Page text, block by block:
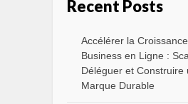
Recent Posts
Accélérer la
Business en Ligne :
Déléguer et Construire
Marque Durable